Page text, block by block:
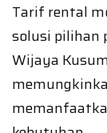
Tarif rental
solusi pilihan
Wijaya